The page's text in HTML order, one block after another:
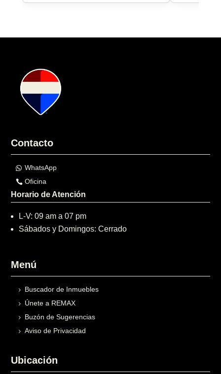
Contacto
WhatsApp
Oficina
Horario de Atención
L-V: 09 am a 07 pm
Sábados y Domingos: Cerrado
Menú
Buscador de Inmuebles
Únete a REMAX
Buzón de Sugerencias
Aviso de Privacidad
Ubicación